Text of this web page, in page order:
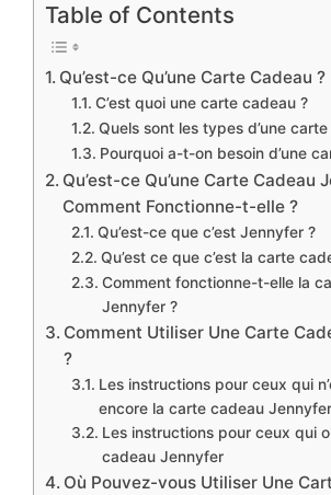
Table of Contents
Qu’est-ce Qu’une Carte Cadeau ?
C’est quoi une carte cadeau ?
Quels sont les types d’une
Pourquoi a-t-on besoin d’une
Qu’est-ce Qu’une Carte Cadeau
Comment Fonctionne-t-elle ?
Qu’est-ce que c’est Jennyfer ?
Qu’est ce que c’est la carte
Comment fonctionne-t-elle la
Jennyfer ?
Comment Utiliser Une Carte
?
Les instructions pour ceux qui
encore la carte cadeau Jennyfer
Les instructions pour ceux qui
cadeau Jennyfer
Où Pouvez-vous Utiliser Une